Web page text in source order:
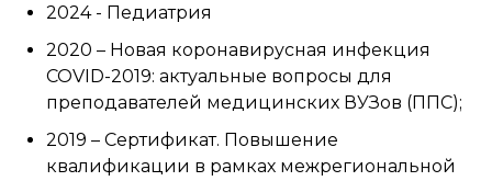
2024 - Педиатрия
2020 – Новая коронавирусная инфекция
COVID-2019: актуальные вопросы для
преподавателей медицинских ВУЗов (ППС);
2019 – Сертификат. Повышение
квалификации в рамках межрегиональной